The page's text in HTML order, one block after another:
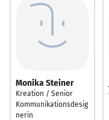
Monika Steiner
Kreation / Senior
Kommunikationsdesig
nerin